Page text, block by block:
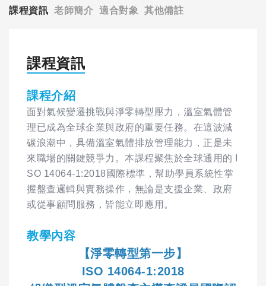
課程資訊 老師簡介 適合對象 其他備註
課程資訊
課程介紹
面對氣候變遷挑戰與淨零轉型壓力，溫室氣體管
理已成為全球企業與政府的重要任務。在這波減
碳浪潮中，具備溫室氣體排放管理能力，正是未
來職場的關鍵競爭力。本課程聚焦於全球通用的 I
SO 14064-1:2018國際標準，幫助學員系統性掌
握盤查邏輯與實務操作，無論是支援企業、政府
或從事顧問服務，皆能立即應用。
教學內容
【淨零轉型第一步】
ISO 14064-1:2018